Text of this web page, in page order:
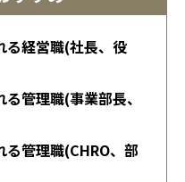
る経営職(社長、役
管理職(事業部長、
管理職(CHRO、部